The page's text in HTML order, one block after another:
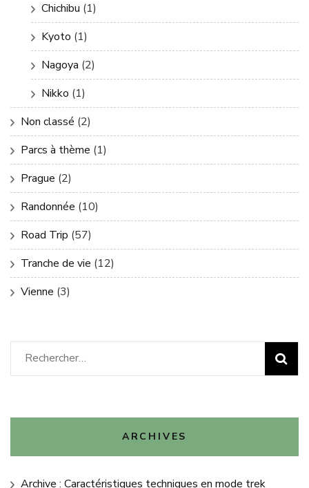
Chichibu (1)
Kyoto (1)
Nagoya (2)
Nikko (1)
Non classé (2)
Parcs à thème (1)
Prague (2)
Randonnée (10)
Road Trip (57)
Tranche de vie (12)
Vienne (3)
Rechercher :
ARCHIVES
Archive : Caractéristiques techniques en mode trek